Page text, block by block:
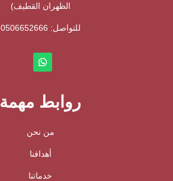
الظهران القطيف)
للتواصل: ⁦ 0506652666
روابط مهمة
من نحن
أهدافنا
خدماتنا